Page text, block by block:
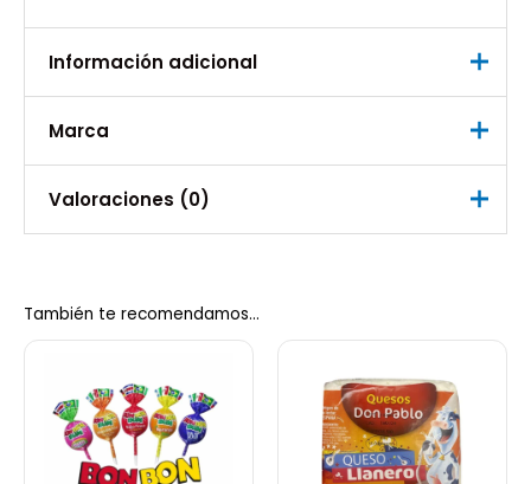
Información adicional
Peso
Marca
Marca
La China
Valoraciones (0)
Sé el primero en valorar “Salsa
Inglesa la china 300ml”
Debesaccederpara publicar una valoración.
También te recomendamos…